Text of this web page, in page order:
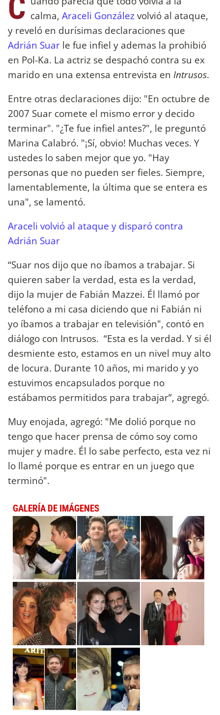
C calma, Araceli Gonzálezvolvió al ataque,
y reveló en durísimas declaraciones que
Adrián Suar le fue infiel y ademas la prohibió
en Pol-Ka. La actriz se despachó contra su ex
marido en una extensa entrevista en Intrusos.
Entre otras declaraciones dijo: "En octubre de
2007 Suar comete el mismo error y decido
terminar". "¿Te fue infiel antes?", le preguntó
Marina Calabró. "¡Sí, obvio! Muchas veces. Y
ustedes lo saben mejor que yo. "Hay
personas que no pueden ser fieles. Siempre,
lamentablemente, la última que se entera es
una", se lamentó.
Araceli volvió al ataque y disparó contra
Adrián Suar
“Suar nos dijo que no íbamos a trabajar. Si
quieren saber la verdad, esta es la verdad,
dijo la mujer de Fabián Mazzei. Él llamó por
teléfono a mi casa diciendo que ni Fabián ni
yo íbamos a trabajar en televisión", contó en
diálogo con Intrusos. “Esta es la verdad. Y si él
desmiente esto, estamos en un nivel muy alto
de locura. Durante 10 años, mi marido y yo
estuvimos encapsulados porque no
estábamos permitidos para trabajar”, agregó.
Muy enojada, agregó: "Me dolió porque no
tengo que hacer prensa de cómo soy como
mujer y madre. Él lo sabe perfecto, esta vez ni
lo llamé porque es entrar en un juego que
terminó".
GALERÍA DE IMÁGENES